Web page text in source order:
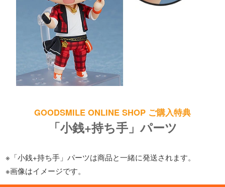
GOODSMILE ONLINE SHOP ご購入特典
「小銭+持ち手」パーツ
※「小銭+持ち手」パーツは商品と一緒に発送されます。
※画像はイメージです。